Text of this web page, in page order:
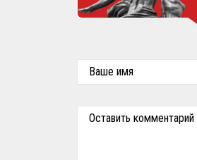
Ваше имя
Оставить комментарий